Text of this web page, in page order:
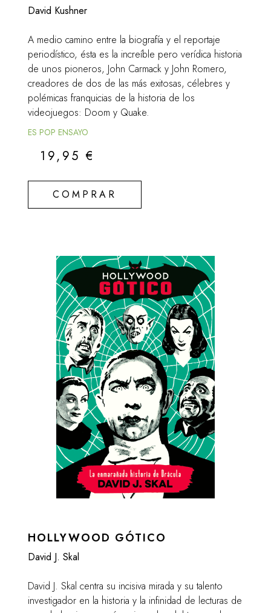
David Kushner
A medio camino entre la biografía y el reportaje
periodístico, ésta es la increíble pero verídica historia
de unos pioneros, John Carmack y John Romero,
creadores de dos de las más exitosas, célebres y
polémicas franquicias de la historia de los
videojuegos: Doom y Quake.
ES POP ENSAYO
19,95€
COMPRAR
HOLLYWOOD GÓTICO
David J. Skal
David J. Skal centra su incisiva mirada y su talento
investigador en la historia y la infinidad de lecturas de